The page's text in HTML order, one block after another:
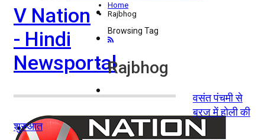
V Nation
- Hindi
Newsportal
विदेश
राज्य
उत्तर प्रदेश
नोएडा
दिल्ली/NCR
Home
Rajbhog
Browsing Tag
Rajbhog
वसंत पंचमी से
ब्रज में होली की
शुरुआत